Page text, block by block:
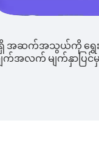
ရှိ အဆက်အသွယ်ကို ရွေး
က်အလက် မျက်နှာပြင်မှန